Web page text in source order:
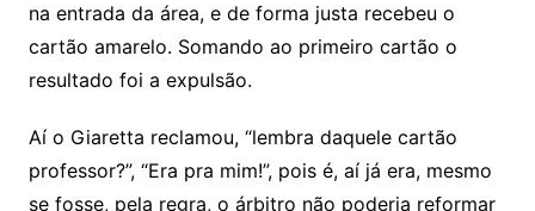
na entrada da área, e de forma justa recebeu o
cartão amarelo. Somando ao primeiro cartão o
resultado foi a expulsão.
Aí o Giaretta reclamou, “lembra daquele cartão
professor?”, “Era pra mim!”, pois é, aí já era, mesmo
se fosse, pela regra, o árbitro não poderia reformar